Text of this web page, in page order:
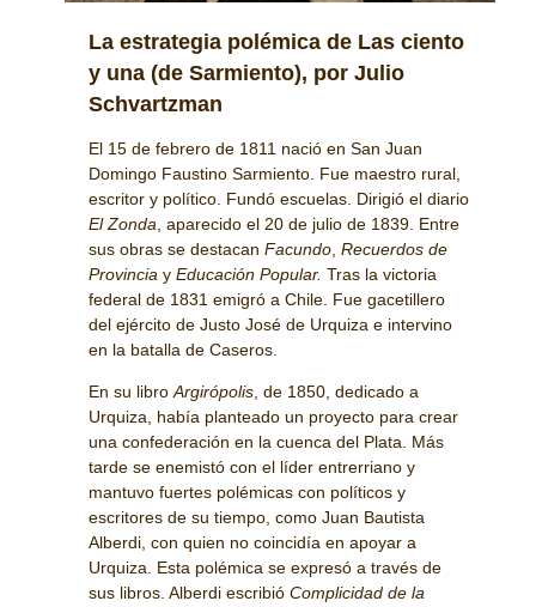
La estrategia polémica de Las ciento
y una (de Sarmiento), por Julio
Schvartzman
El 15 de febrero de 1811 nació en San Juan
Domingo Faustino Sarmiento. Fue maestro rural,
escritor y político. Fundó escuelas. Dirigió el diario
El Zonda , aparecido el 20 de julio de 1839. Entre
sus obras se destacan Facundo Recuerdos de
Provincia y Educación Popular. Tras la victoria
federal de 1831 emigró a Chile. Fue gacetillero
del ejército de Justo José de Urquiza e intervino
en la batalla de Caseros.
En su libro Argirópolis , de 1850, dedicado a
Urquiza, había planteado un proyecto para crear
una confederación en la cuenca del Plata. Más
tarde se enemistó con el líder entrerriano y
mantuvo fuertes polémicas con políticos y
escritores de su tiempo, como Juan Bautista
Alberdi, con quien no coincidía en apoyar a
Urquiza. Esta polémica se expresó a través de
sus libros. Alberdi escribió Complicidad de la